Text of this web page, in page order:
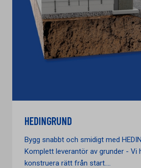
HEDINGRUND
Bygg snabbt och smidigt med
Komplett leverantör av grunder - Vi
konstruera rätt från start....